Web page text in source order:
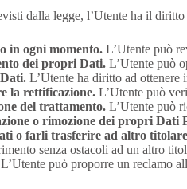
dalla legge, l’Utente ha il diritto
in ogni momento. L’Utente può
dei propri Dati. L’Utente può
L’Utente ha diritto ad
la rettificazione. L’Utente può
del trattamento. L’Utente può
o rimozione dei propri Dati
o farli trasferire ad altro
senza ostacoli ad un altro
L’Utente può proporre un reclamo